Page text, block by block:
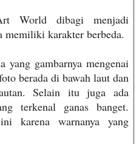
World dibagi menjadi
memiliki karakter berbeda.
yang gambarnya mengenai
berada di bawah laut dan
Selain itu juga ada
terkenal ganas banget.
karena warnanya yang